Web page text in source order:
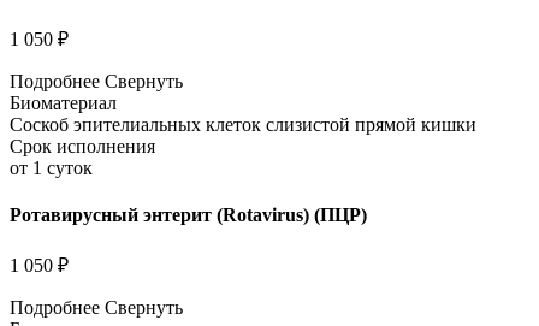
1 050 ₽
Подробнее Свернуть
Биоматериал
Соскоб эпителиальных клеток слизистой прямой кишки
Срок исполнения
от 1 суток
Ротавирусный энтерит (Rotavirus) (ПЦР)
1 050 ₽
Подробнее Свернуть